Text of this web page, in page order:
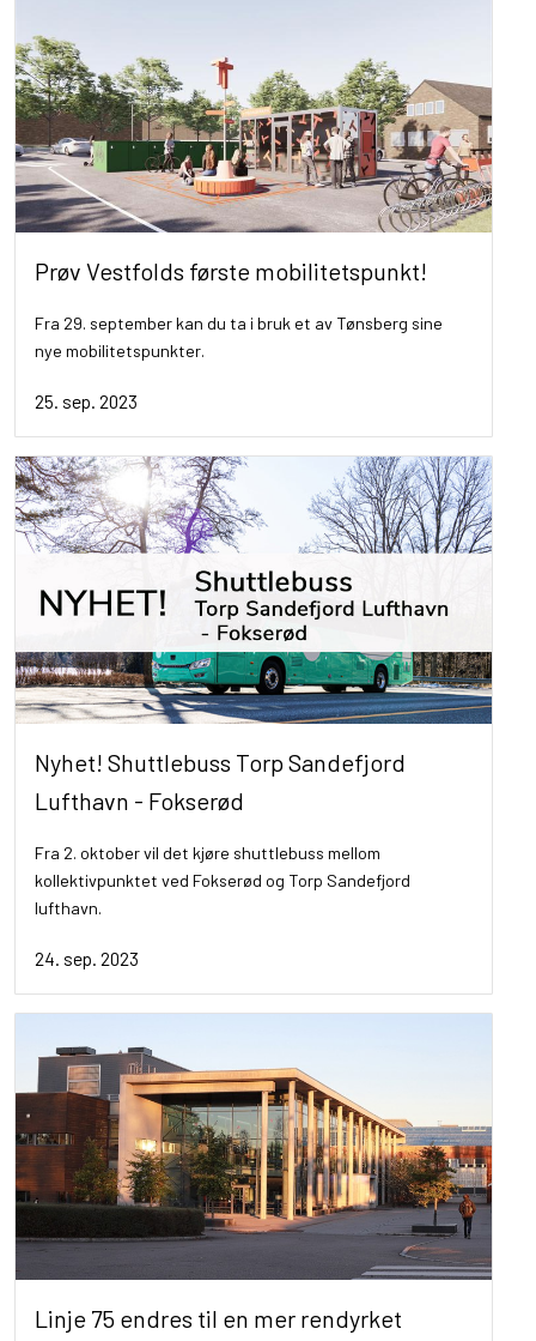
Prøv Vestfolds første mobilitetspunkt!
Fra 29. september kan du ta i bruk et av Tønsberg sine
nye mobilitetspunkter.
25. sep. 2023
Nyhet! Shuttlebuss Torp Sandefjord
Lufthavn - Fokserød
Fra 2. oktober vil det kjøre shuttlebuss mellom
kollektivpunktet ved Fokserød og Torp Sandefjord
lufthavn.
24. sep. 2023
Linje 75 endres til en mer rendyrket